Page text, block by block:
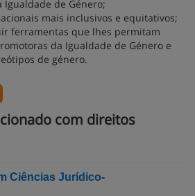
de Género;
mais inclusivos e equitativos;
ferramentas que lhes permitam
da Igualdade de Género e
de género.
com direitos
Ciências Jurídico-